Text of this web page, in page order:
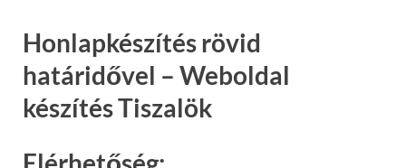
Honlapkészítés rövid
határidővel – Weboldal
készítés Tiszalök